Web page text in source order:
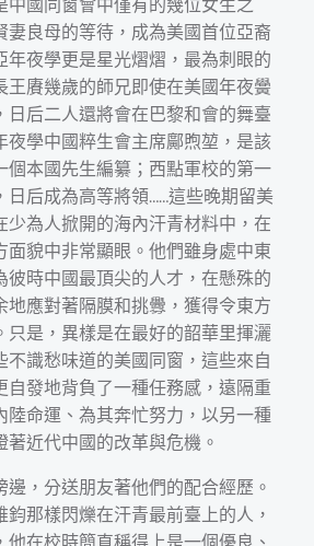
妻良母的等待，成為美國首位亞裔
年夜學更是星光熠熠，最為刺眼的
王賡幾歲的師兄即使在美國年夜黌
日后二人還將會在巴黎和會的舞臺
夜學中國粹生會主席鄺煦堃，是該
個本國先生編纂；西點軍校的第一
日后成為高等將領……這些晚期留美
少為人掀開的海內汗青材料中，在
面貌中非常顯眼。他們雖身處中東
彼時中國最頂尖的人才，在懸殊的
地應對著隔膜和挑釁，獲得令東方
只是，異樣是在最好的韶華里揮灑
不識愁味道的美國同窗，這些來自
自發地背負了一種任務感，遠隔重
陸命運、為其奔忙努力，以另一種
近代中國的改革與危機。
邊，分送朋友著他們的配合經歷。
那樣閃爍在汗青最前臺上的人，
在校時簡直稱得上是一個優良、